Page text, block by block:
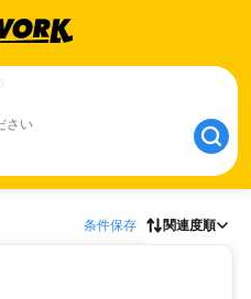
さい
条件保存 関連度順